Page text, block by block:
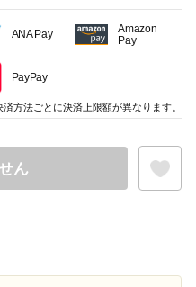
ん
ANA Pay
Amazon
Pay
PayPay
済方法ごとに決済上限額が異なります。